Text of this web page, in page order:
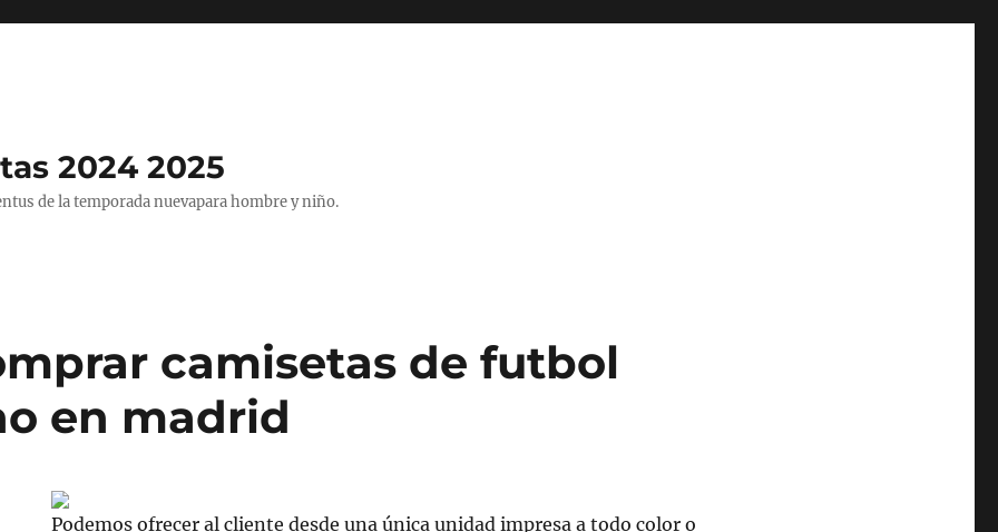
2024 2025
de la temporada nuevapara hombre y niño.
camisetas de futbol
en madrid
Podemos ofrecer al cliente desde una única unidad impresa a todo color o